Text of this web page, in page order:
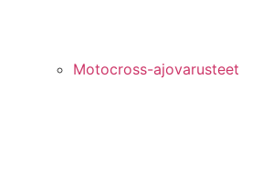
Motocross-ajovarusteet